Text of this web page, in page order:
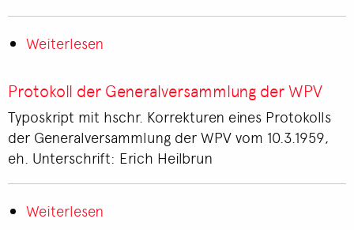
Weiterlesen
der
der
WPV
Protokoll der Generalversammlung der WPV
Typoskript mit hschr. Korrekturen eines Protokolls
der Generalversammlung der WPV vom 10.3.1959,
eh. Unterschrift: Erich Heilbrun
Weiterlesen